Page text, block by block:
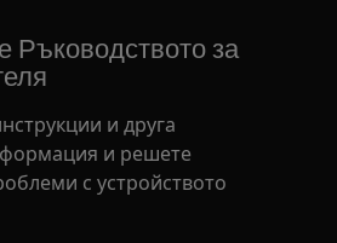
Ръководството за
и друга
и решете
с устройството